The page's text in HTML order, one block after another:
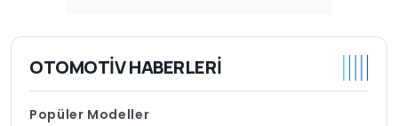
OTOMOTIV HABERLERI
Popüler Modeller